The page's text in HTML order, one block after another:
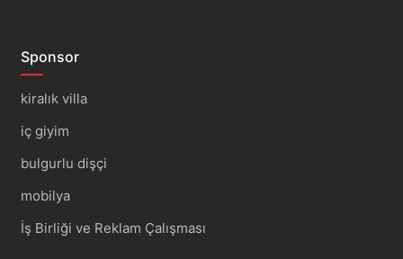
Sponsor
kiralık villa
iç giyim
bulgurlu dişçi
mobilya
İş Birliği ve Reklam Çalışması